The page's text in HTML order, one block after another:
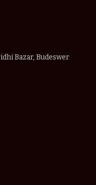
Bazar, Budeswer